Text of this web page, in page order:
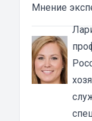
уже в день
количество
ПТС
Если у вас
Мнение